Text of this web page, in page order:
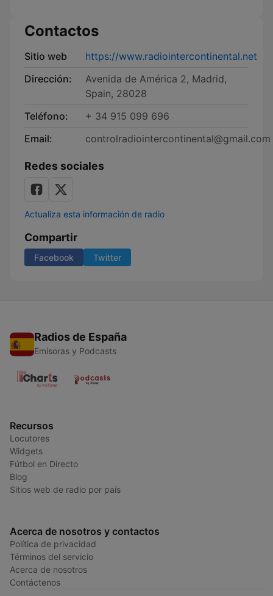
Contactos
Sitio web
https://www.radiointercontinental.net
Dirección:
Avenida de América 2, Madrid,
Spain, 28028
Teléfono:
+ 34 915 099 696
Email:
controlradiointercontinental@gmail.com
Redes sociales
Actualiza esta información de radio
Compartir
Facebook Twitter
Radios de España
Emisoras y Podcasts
Recursos
Locutores
Widgets
Fútbol en Directo
Blog
Sitios web de radio por país
Acerca de nosotros y contactos
Política de privacidad
Términos del servicio
Acerca de nosotros
Contáctenos